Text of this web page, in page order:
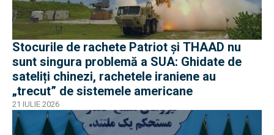
Stocurile de rachete Patriot și THAAD nu
sunt singura problemă a SUA: Ghidate de
sateliți chinezi, rachetele iraniene au
„trecut” de sistemele americane
21 IULIE 2026